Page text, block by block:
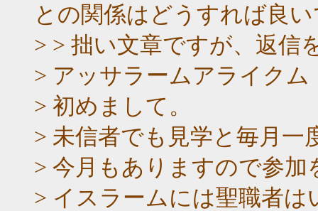
との関係はどうすれば良
> > 拙い文章ですが、返信
> アッサラームアライクム
> 初めまして。
> 未信者でも見学と毎月一
> 今月もありますので参
> イスラームには聖職者